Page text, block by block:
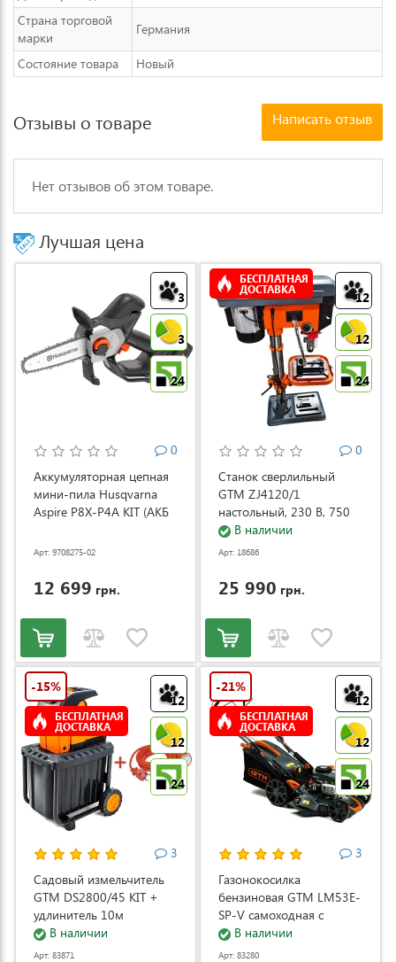
Страна торговой
марки
Германия
Состояние товара Новый
Отзывы о товаре Написать отзыв
Нет отзывов об этом товаре.
Лучшая цена
3
3
24
0
Аккумуляторная цепная
мини-пила Husqvarna
Aspire P8X-P4A KIT (АКБ
Арт: 9708275-02
12 699 грн.
12
12
24
БЕСПЛАТНАЯ
ДОСТАВКА
0
Станок сверлильный
GTM ZJ4120/1
настольный, 230 В, 750
Вт (ZJ4120/1)
В наличии
Арт: 18686
25 990 грн.
12
12
24
-15%
БЕСПЛАТНАЯ
ДОСТАВКА
3
Садовый измельчитель
GTM DS2800/45 KIT +
удлинитель 10м
(DS2800/45_KIT+ext.cord)
В наличии
Арт: 83871
12
12
24
-21%
БЕСПЛАТНАЯ
ДОСТАВКА
3
Газонокосилка
бензиновая GTM LM53E-
SP-V самоходная с
электростартером и
регулировкой скорости
В наличии
Арт: 83280